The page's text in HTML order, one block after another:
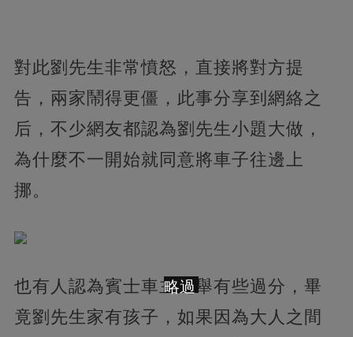
對此劉先生非常憤怒，直接將對方提
告，兩家鬧得更僵，此事分享到網絡之
后，不少網友都認為劉先生小題大做，
為什麼不一開始就同意將車子往邊上
挪。
也有人認為賓士車主此舉有些過分，畢
竟劉先生家有孩子，如果因為大人之間
略過